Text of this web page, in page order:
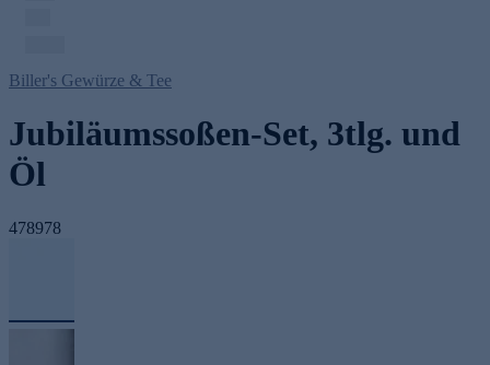
Biller's Gewürze & Tee
Jubiläumssoßen-Set, 3tlg. und
Öl
478978